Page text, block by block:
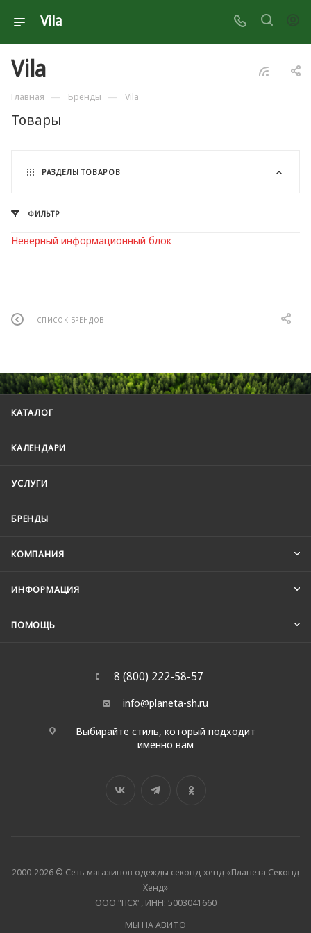
Vila
Vila
Главная — Бренды — Vila
Товары
РАЗДЕЛЫ ТОВАРОВ
ФИЛЬТР
Неверный информационный блок
СПИСОК БРЕНДОВ
КАТАЛОГ
КАЛЕНДАРИ
УСЛУГИ
БРЕНДЫ
КОМПАНИЯ
ИНФОРМАЦИЯ
ПОМОЩЬ
8 (800) 222-58-57
info@planeta-sh.ru
Выбирайте стиль, который подходит
именно вам
2000-2026 © Сеть магазинов одежды секонд-хенд «Планета Секонд
Хенд»
ООО "ПСХ", ИНН: 5003041660
МЫ НА АВИТО